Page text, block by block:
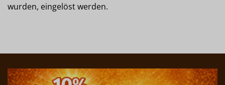
wurden, eingelöst werden.